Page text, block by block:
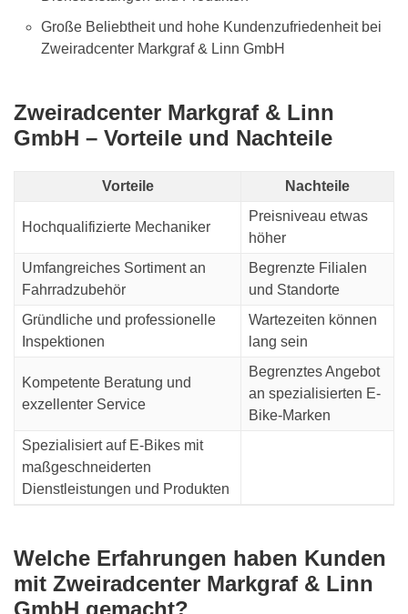
Große Beliebtheit und hohe Kundenzufriedenheit bei
Zweiradcenter Markgraf & Linn GmbH
Zweiradcenter Markgraf & Linn
GmbH – Vorteile und Nachteile
Vorteile Nachteile
Hochqualifizierte Mechaniker
Preisniveau etwas
höher
Umfangreiches Sortiment an
Fahrradzubehör
Begrenzte Filialen
und Standorte
Gründliche und professionelle
Inspektionen
Wartezeiten können
lang sein
Kompetente Beratung und
exzellenter Service
Begrenztes Angebot
an spezialisierten E-
Bike-Marken
Spezialisiert auf E-Bikes mit
maßgeschneiderten
Dienstleistungen und Produkten
Welche Erfahrungen haben Kunden
mit Zweiradcenter Markgraf & Linn
GmbH gemacht?